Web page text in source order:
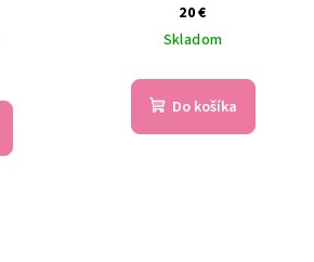
20 €
Skladom
Do košíka